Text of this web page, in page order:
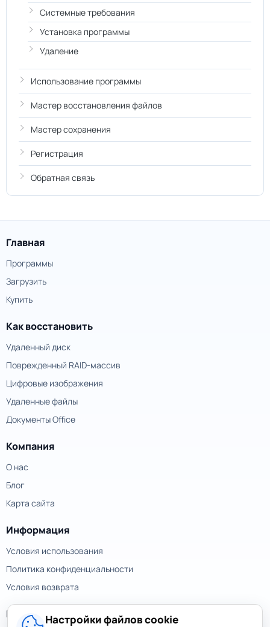
Системные требования
Установка программы
Удаление
Использование программы
Мастер восстановления файлов
Мастер сохранения
Регистрация
Обратная связь
Главная
Программы
Загрузить
Купить
Как восстановить
Удаленный диск
Поврежденный RAID-массив
Цифровые изображения
Удаленные файлы
Документы Office
Компания
О нас
Блог
Карта сайта
Информация
Условия использования
Политика конфиденциальности
Условия возврата
КонтактыНастройки файлов cookie